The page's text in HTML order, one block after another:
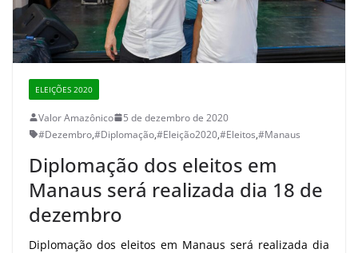
ELEIÇÕES 2020
Valor Amazônico
5 de dezembro de 2020
#Dezembro,#Diplomação,#Eleição2020,#Eleitos,#Manaus
Diplomação dos eleitos em
Manaus será realizada dia 18 de
dezembro
Diplomação dos eleitos em Manaus será realizada dia